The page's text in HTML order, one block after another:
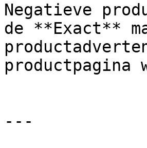
Negatieve
de **Exact**
productpagina
---